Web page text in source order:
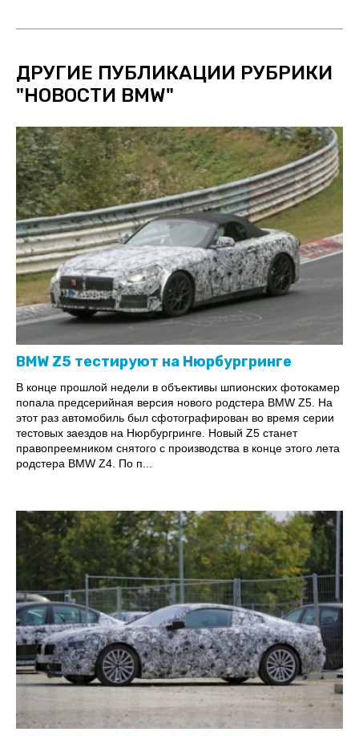
ДРУГИЕ ПУБЛИКАЦИИ РУБРИКИ
"НОВОСТИ BMW"
BMW Z5 тестируют на Нюрбургринге
В конце прошлой недели в объективы шпионских фотокамер
попала предсерийная версия нового родстера BMW Z5. На
этот раз автомобиль был сфотографирован во время серии
тестовых заездов на Нюрбургринге. Новый Z5 станет
правопреемником снятого с производства в конце этого лета
родстера BMW Z4. По п...